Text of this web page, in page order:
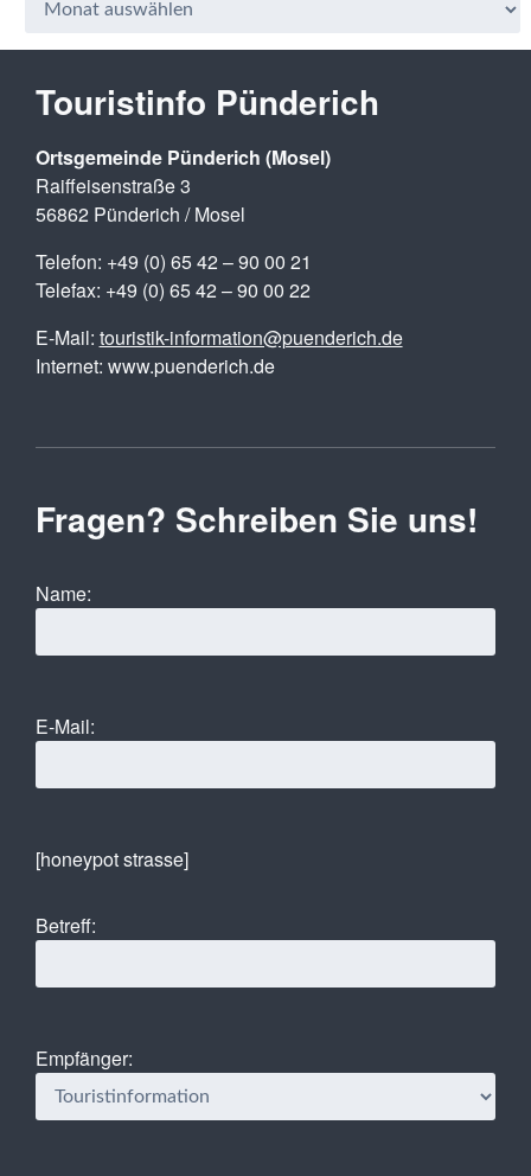
Touristinfo Pünderich
Ortsgemeinde Pünderich (Mosel)
Raiffeisenstraße 3
56862 Pünderich / Mosel
Telefon: +49 (0) 65 42 – 90 00 21
Telefax: +49 (0) 65 42 – 90 00 22
E-Mail: touristik-information@puenderich.de
Internet: www.puenderich.de
Fragen? Schreiben Sie uns!
Name:
E-Mail:
[honeypot strasse]
Betreff:
Empfänger: